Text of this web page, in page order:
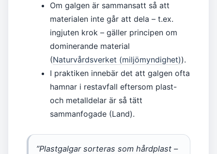
Om galgen är sammansatt så att
materialen inte går att dela – t.ex.
ingjuten krok – gäller principen om
dominerande material
(Naturvårdsverket (miljömyndighet)).
I praktiken innebär det att galgen ofta
hamnar i restavfall eftersom plast-
och metalldelar är så tätt
sammanfogade (Land).
”Plastgalgar sorteras som hårdplast –